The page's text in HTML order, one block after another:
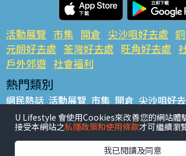
活動展覽 市集 開倉 尖沙咀好去處
元朗好去處 荃灣好去處 旺角好去處
戶外郊遊 社會福利
熱門類別
網民熱話 活動展覽 市集 開倉 尖沙咀好
銅鑼灣好去處 元朗好去處 荃灣好去處 旺
餐廳情報 戶外郊遊
熱門標籤
U Lifestyle 會使用Cookies來改善您的網站體
接受本網站之私隱政策和使用條款才可繼續瀏
我已閱讀及同意